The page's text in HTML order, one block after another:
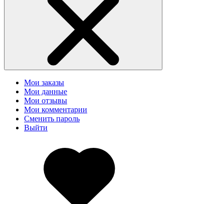
Мои заказы
Мои данные
Мои отзывы
Мои комментарии
Сменить пароль
Выйти